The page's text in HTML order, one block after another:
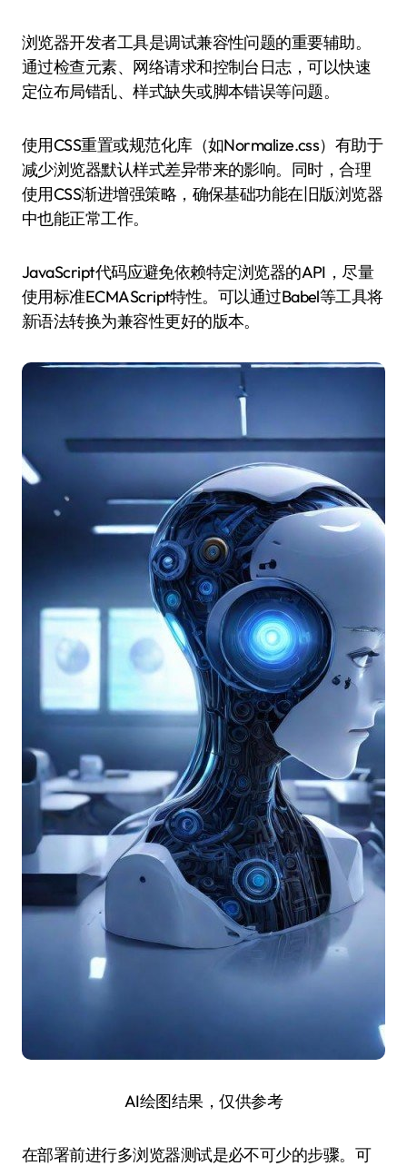
浏览器开发者工具是调试兼容性问题的重要辅助。
通过检查元素、网络请求和控制台日志，可以快速
定位布局错乱、样式缺失或脚本错误等问题。
使用CSS重置或规范化库（如Normalize.css）有助于
减少浏览器默认样式差异带来的影响。同时，合理
使用CSS渐进增强策略，确保基础功能在旧版浏览器
中也能正常工作。
JavaScript代码应避免依赖特定浏览器的API，尽量
使用标准ECMAScript特性。可以通过Babel等工具将
新语法转换为兼容性更好的版本。
AI绘图结果，仅供参考
在部署前进行多浏览器测试是必不可少的步骤。可